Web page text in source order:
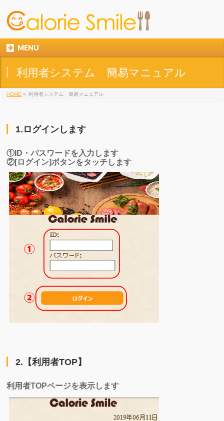
MENU
利用者システム 簡易マニュアル
HOME » 利用者システム 簡易マニュアル
1.ログインします
①ID・パスワードを入力します
②[ログイン]ボタンをタッチします
2.【利用者TOP】
利用者TOPページを表示します